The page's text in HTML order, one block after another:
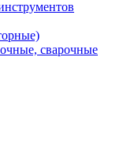
сварочные